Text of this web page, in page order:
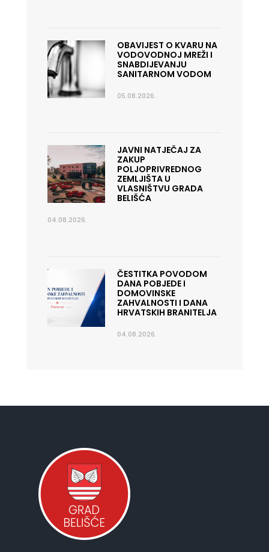
OBAVIJEST O KVARU NA
VODOVODNOJ MREŽI I
SNABDIJEVANJU
SANITARNOM VODOM
05.08.2026.
JAVNI NATJEČAJ ZA
ZAKUP
POLJOPRIVREDNOG
ZEMLJIŠTA U
VLASNIŠTVU GRADA
BELIŠĆA
04.08.2026.
ČESTITKA POVODOM
DANA POBJEDE I
DOMOVINSKE
ZAHVALNOSTI I DANA
HRVATSKIH BRANITELJA
04.08.2026.